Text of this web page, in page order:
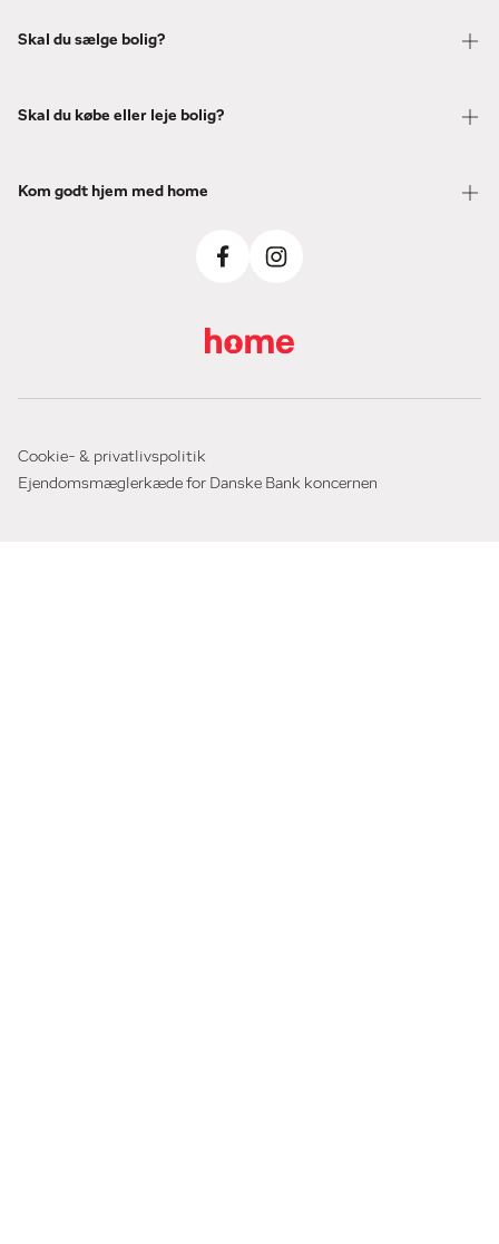
Skal du sælge bolig?
Skal du købe eller leje bolig?
Kom godt hjem med home
Cookie- & privatlivspolitik
Ejendomsmæglerkæde for Danske Bank koncernen